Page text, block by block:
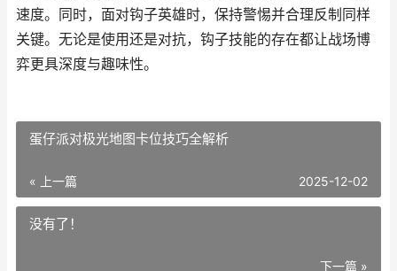
速度。同时，面对钩子英雄时，保持警惕并合理反制同样
关键。无论是使用还是对抗，钩子技能的存在都让战场博
弈更具深度与趣味性。
蛋仔派对极光地图卡位技巧全解析
« 上一篇 2025-12-02
没有了！
下一篇 »